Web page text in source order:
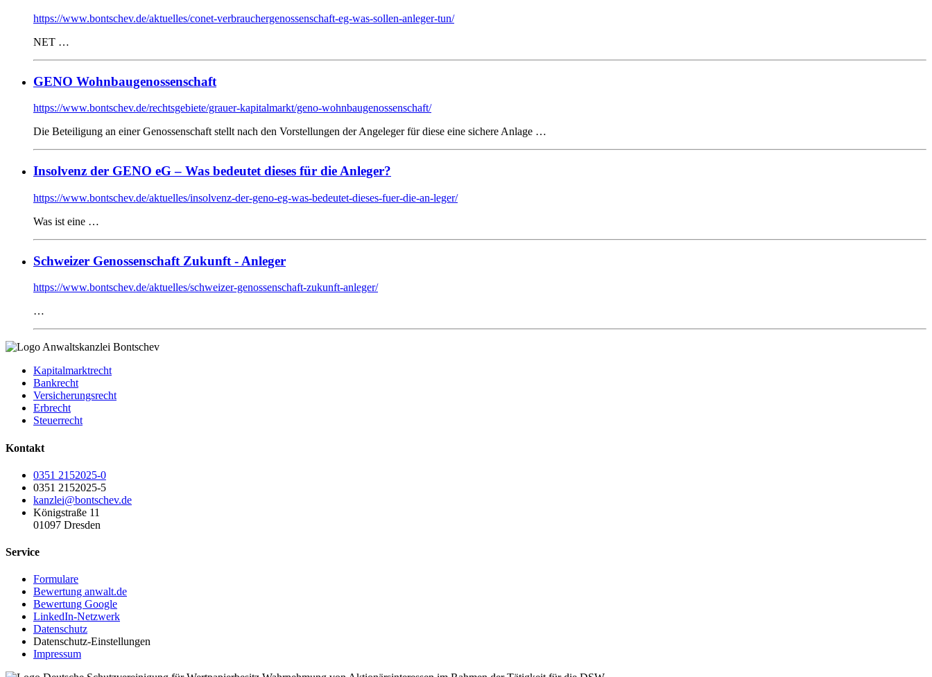
https://www.bontschev.de/aktuelles/conet-verbrauchergenossenschaft-eg-was-sollen-anleger-tun/
NET …
GENO Wohnbaugenossenschaft
https://www.bontschev.de/rechtsgebiete/grauer-kapitalmarkt/geno-wohnbaugenossenschaft/
Die Beteiligung an einer Genossenschaft stellt nach den Vorstellungen der Angeleger für diese eine sichere Anlage …
Insolvenz der GENO eG – Was bedeutet dieses für die An­leger?
https://www.bontschev.de/aktuelles/insolvenz-der-geno-eg-was-bedeutet-dieses-fuer-die-an-leger/
Was ist eine …
Schweizer Genossenschaft Zukunft - Anleger
https://www.bontschev.de/aktuelles/schweizer-genossenschaft-zukunft-anleger/
…
Kapitalmarktrecht
Bankrecht
Versicherungsrecht
Erbrecht
Steuerrecht
Kontakt
0351 2152025-0
0351 2152025-5
kanzlei@bontschev.de
Königstraße 11
01097 Dresden
Service
Formulare
Bewertung anwalt.de
Bewertung Google
LinkedIn-Netzwerk
Datenschutz
Datenschutz-Einstellungen
Impressum